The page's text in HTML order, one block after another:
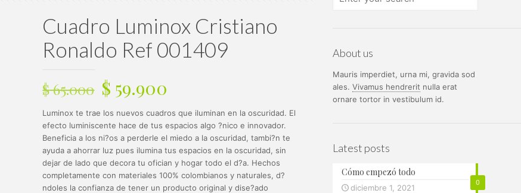
Cuadro Luminox Cristiano
Ronaldo Ref 001409
$65.000 El
precio
original
era:
$ 65.000.
$ 59.900
precio
actual
es:
$ 59.900.
Luminox te trae los nuevos cuadros que iluminan en la oscuridad. El
efecto luminiscente hace de tus espacios algo ?nico e innovador.
Beneficia a los ni?os a perderle el miedo a la oscuridad, tambi?n te
ayuda a ahorrar luz pues ilumina tus espacios en la oscuridad, sin
dejar de lado que decora tu ofician y hogar todo el d?a. Hechos
completamente con materiales 100% colombianos y naturales, d?
ndoles la confianza de tener un producto original y dise?ado
About us
Mauris imperdiet, urna mi, gravida sod
ales. Vivamus hendrerit nulla erat
ornare tortor in vestibulum id.
Latest posts
0
Cómo empezó todo
diciembre 1, 2021